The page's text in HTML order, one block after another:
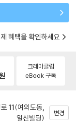
혜택을 확인하세요
크레마클럽
eBook 구독
11(여의도동,
일신빌딩)
변경